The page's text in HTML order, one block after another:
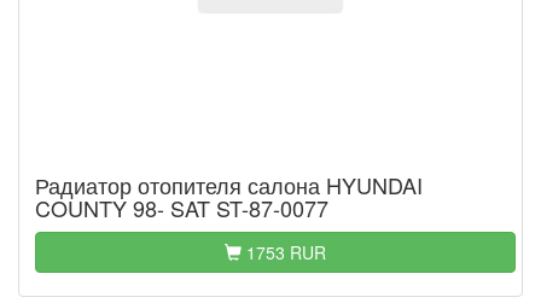
Радиатор отопителя салона HYUNDAI
COUNTY 98- SAT ST-87-0077
1753 RUR